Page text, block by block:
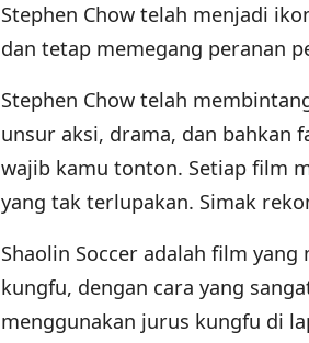
Stephen Chow telah menjadi
dan tetap memegang peranan
Stephen Chow telah
unsur aksi, drama, dan bahkan
wajib kamu tonton. Setiap film
yang tak terlupakan. Simak
Shaolin Soccer adalah film
kungfu, dengan cara yang
menggunakan jurus kungfu di